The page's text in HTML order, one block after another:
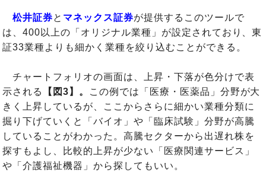
松井証券と マネックス証券が提供するこのツールで
は、400以上の「オリジナル業種」が設定されており、東
証33業種よりも細かく業種を絞り込むことができる。
チャートフォリオの画面は、上昇・下落が色分けで表
示される
【図3】。
この例では「医療・医薬品」分野が大
きく上昇しているが、ここからさらに細かい業種分類に
掘り下げていくと「バイオ」や「臨床試験」分野が高騰
していることがわかった。高騰セクターから出遅れ株を
探すもよし、比較的上昇が少ない「医療関連サービス」
や「介護福祉機器」から探してもいい。